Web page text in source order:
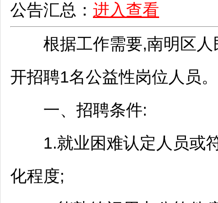
公告汇总： 进入查看
根据工作需要,南明 区
开招聘1名公益性岗位人员。
一、 招聘条件:
1.就业困难认定人员或符
化程度;